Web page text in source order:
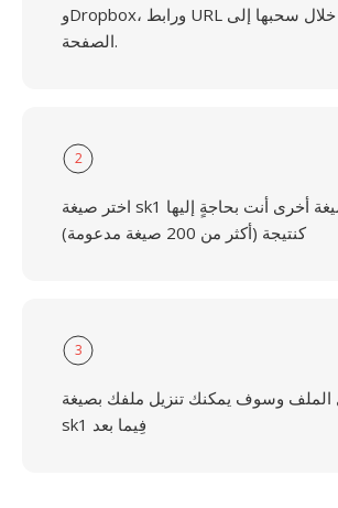
وDropbox، ورابط URL أو من خلال سحبها إلى
الصفحة.
2
اختر صيغة sk1 أو أية صيغة أخرى أنت بحاجةٍ إليها
كنتيجة (أكثر من 200 صيغة مدعومة)
3
الملف وسوف يمكنك تنزيل ملفك بصيغة
sk1 فِيما بعد